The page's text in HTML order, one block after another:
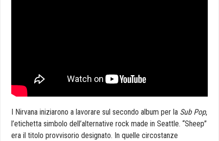
I Nirvana iniziarono a lavorare sul secondo album per la Sub Pop,
l’etichetta simbolo dell’alternative rock made in Seattle. “Sheep”
era il titolo provvisorio designato. In quelle circostanze